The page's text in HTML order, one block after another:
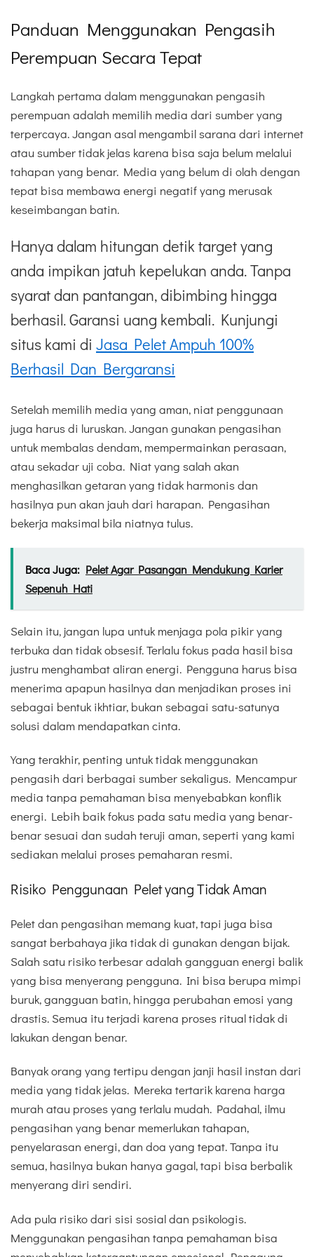
Panduan Menggunakan Pengasih
Perempuan Secara Tepat
Langkah pertama dalam menggunakan pengasih
perempuan adalah memilih media dari sumber yang
terpercaya. Jangan asal mengambil sarana dari internet
atau sumber tidak jelas karena bisa saja belum melalui
tahapan yang benar. Media yang belum di olah dengan
tepat bisa membawa energi negatif yang merusak
keseimbangan batin.
Hanya dalam hitungan detik target yang
anda impikan jatuh kepelukan anda. Tanpa
syarat dan pantangan, dibimbing hingga
berhasil. Garansi uang kembali. Kunjungi
situs kami di Jasa Pelet Ampuh 100%
Berhasil Dan Bergaransi
Setelah memilih media yang aman, niat penggunaan
juga harus di luruskan. Jangan gunakan pengasihan
untuk membalas dendam, mempermainkan perasaan,
atau sekadar uji coba. Niat yang salah akan
menghasilkan getaran yang tidak harmonis dan
hasilnya pun akan jauh dari harapan. Pengasihan
bekerja maksimal bila niatnya tulus.
Baca Juga: Pelet Agar Pasangan Mendukung Karier
Sepenuh Hati
Selain itu, jangan lupa untuk menjaga pola pikir yang
terbuka dan tidak obsesif. Terlalu fokus pada hasil bisa
justru menghambat aliran energi. Pengguna harus bisa
menerima apapun hasilnya dan menjadikan proses ini
sebagai bentuk ikhtiar, bukan sebagai satu-satunya
solusi dalam mendapatkan cinta.
Yang terakhir, penting untuk tidak menggunakan
pengasih dari berbagai sumber sekaligus. Mencampur
media tanpa pemahaman bisa menyebabkan konflik
energi. Lebih baik fokus pada satu media yang benar-
benar sesuai dan sudah teruji aman, seperti yang kami
sediakan melalui proses pemaharan resmi.
Risiko Penggunaan Pelet yang Tidak Aman
Pelet dan pengasihan memang kuat, tapi juga bisa
sangat berbahaya jika tidak di gunakan dengan bijak.
Salah satu risiko terbesar adalah gangguan energi balik
yang bisa menyerang pengguna. Ini bisa berupa mimpi
buruk, gangguan batin, hingga perubahan emosi yang
drastis. Semua itu terjadi karena proses ritual tidak di
lakukan dengan benar.
Banyak orang yang tertipu dengan janji hasil instan dari
media yang tidak jelas. Mereka tertarik karena harga
murah atau proses yang terlalu mudah. Padahal, ilmu
pengasihan yang benar memerlukan tahapan,
penyelarasan energi, dan doa yang tepat. Tanpa itu
semua, hasilnya bukan hanya gagal, tapi bisa berbalik
menyerang diri sendiri.
Ada pula risiko dari sisi sosial dan psikologis.
Menggunakan pengasihan tanpa pemahaman bisa